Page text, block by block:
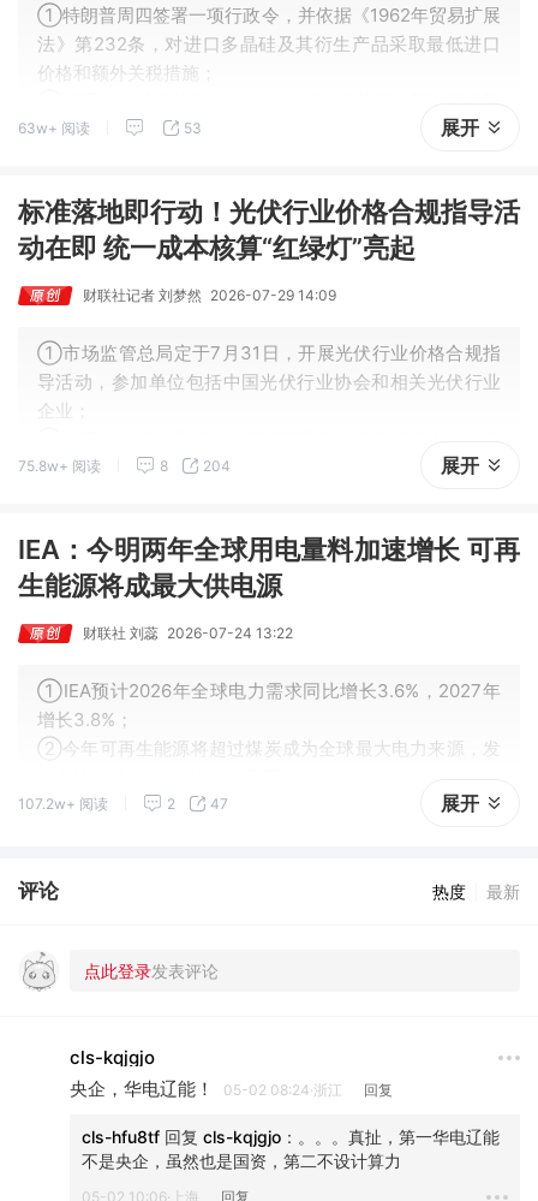
①特朗普周四签署一项行政令，并依据《1962年贸易扩展
法》第232条，对进口多晶硅及其衍生产品采取最低进口
价格和额外关税措施；
12时01分起生效。
63w+ 阅读 53 展开
标准落地即行动！光伏行业价格合规指导活
动在即 统一成本核算“红绿灯”亮起
财联社记者 刘梦然 2026-07-29 14:09
①市场监管总局定于7月31日，开展光伏行业价格合规指
导活动，参加单位包括中国光伏行业协会和相关光伏行业
企业；
部门召开行业会议，行业治理从自律走向制度约束。
75.8w+ 阅读 8 204 展开
IEA：今明两年全球用电量料加速增长 可再
生能源将成最大供电源
财联社 刘蕊 2026-07-24 13:22
①IEA预计2026年全球电力需求同比增长3.6%，2027年
增长3.8%；
②今年可再生能源将超过煤炭成为全球最大电力来源，发
③2026年全球太阳能发电量将增长约600太瓦时，将超过
107.2w+ 阅读 2 47 展开
评论 热度 最新
cls-kqjgjo
央企，华电辽能！
05-02 08:24·浙江 回复
cls-hfu8tf 回复 cls-kqjgjo ： 。。。真扯，第一华电辽能
不是央企，虽然也是国资，第二不设计算力
05-02 10:06·上海 回复